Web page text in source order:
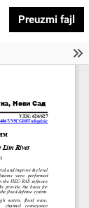
реке Лим
Preuzmi fajl